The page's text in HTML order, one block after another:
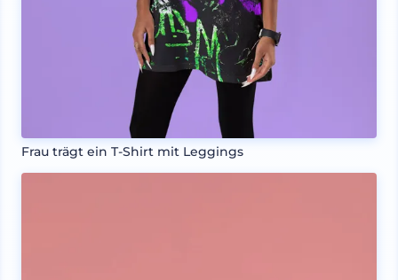
Frau trägt ein T-Shirt mit Leggings